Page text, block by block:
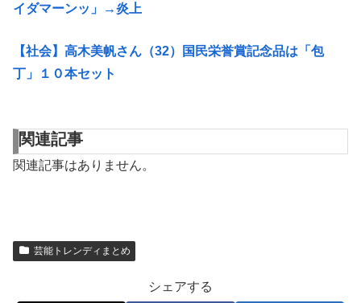
イダマーンッ」→炎上
【社会】高木美帆さん（32）国民栄誉賞記念品は「包
丁」１０本セット
関連記事
関連記事はありません。
芸能トレンディまとめ
シェアする